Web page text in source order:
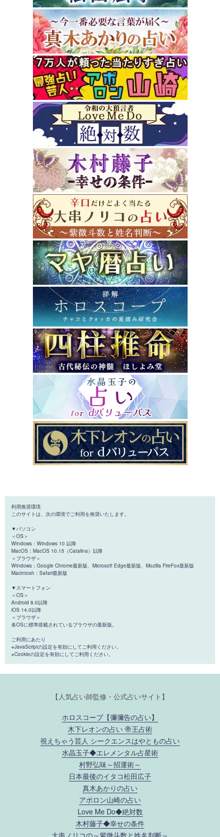
利用推奨環境
このサイトは、次の環境でご利用を推奨いたします。
▼パソコン
＜OS＞
Windows：Windows 10 以降
MacOS：MacOS 10.15（Catalina）以降
＜ブラウザ＞
Windows：Google Chrome最新版、Microsoft Edge最新版、Mozilla FireFox最新版
Macintosh：Safari最新版
▼スマートフォン
＜OS＞
Android 8.0以降
iOS 14.0以降
＜ブラウザ＞
各OSに標準搭載されているブラウザの最新版。
ご利用にあたり
※JavaScriptの設定を有効にしてご利用ください。
※Cookieの設定を有効にしてご利用ください。
【人気占い師監修・公式占いサイト】
ホロスコープ【彌彌告の占い】
木下レオンの占い 帝王占術
視えちゃう芸人 シークエンスはやともの占い
水晶玉子◆エレメンタル占星術
村野弘味～招運術～
日本最後のイタコ松田広子
真木あかりの占い
アポロン山崎の占い
Love Me Do◆絶対数
木村藤子◆幸せの条件
大串ノリコの～紫微斗数と姓名判断～